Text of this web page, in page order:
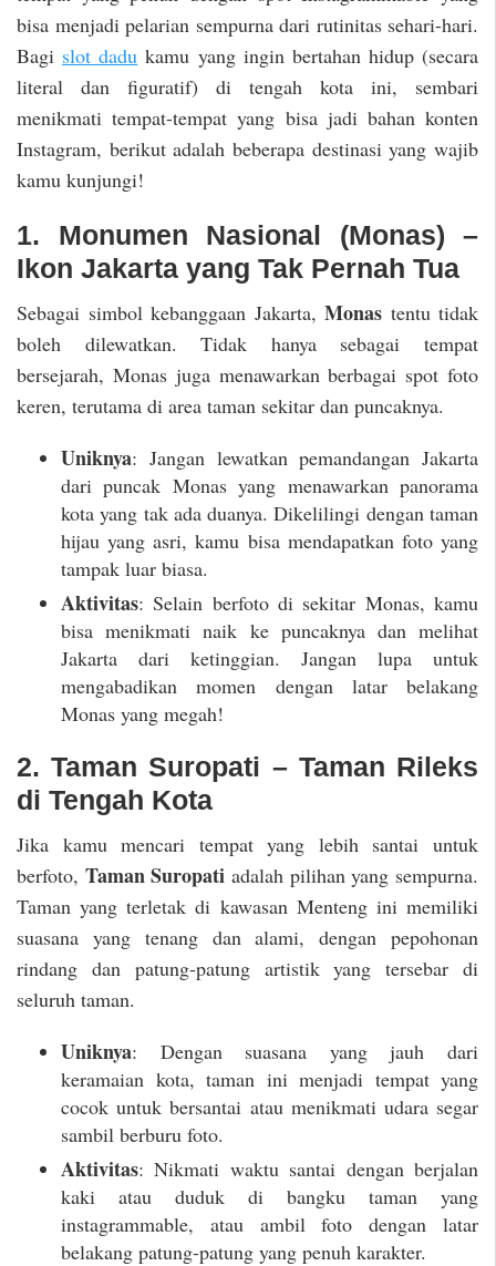
bisa menjadi pelarian sempurna dari rutinitas sehari-hari.
Bagi slot dadu kamu yang ingin bertahan hidup (secara
literal dan figuratif) di tengah kota ini, sembari
menikmati tempat-tempat yang bisa jadi bahan konten
Instagram, berikut adalah beberapa destinasi yang wajib
kamu kunjungi!
1. Monumen Nasional (Monas) –
Ikon Jakarta yang Tak Pernah Tua
Sebagai simbol kebanggaan Jakarta, Monas tentu tidak
boleh dilewatkan. Tidak hanya sebagai tempat
bersejarah, Monas juga menawarkan berbagai spot foto
keren, terutama di area taman sekitar dan puncaknya.
Uniknya: Jangan lewatkan pemandangan Jakarta
dari puncak Monas yang menawarkan panorama
kota yang tak ada duanya. Dikelilingi dengan taman
hijau yang asri, kamu bisa mendapatkan foto yang
tampak luar biasa.
Aktivitas: Selain berfoto di sekitar Monas, kamu
bisa menikmati naik ke puncaknya dan melihat
Jakarta dari ketinggian. Jangan lupa untuk
mengabadikan momen dengan latar belakang
Monas yang megah!
2. Taman Suropati – Taman Rileks
di Tengah Kota
Jika kamu mencari tempat yang lebih santai untuk
berfoto, Taman Suropati adalah pilihan yang sempurna.
Taman yang terletak di kawasan Menteng ini memiliki
suasana yang tenang dan alami, dengan pepohonan
rindang dan patung-patung artistik yang tersebar di
seluruh taman.
Uniknya: Dengan suasana yang jauh dari
keramaian kota, taman ini menjadi tempat yang
cocok untuk bersantai atau menikmati udara segar
sambil berburu foto.
Aktivitas: Nikmati waktu santai dengan berjalan
kaki atau duduk di bangku taman yang
instagrammable, atau ambil foto dengan latar
belakang patung-patung yang penuh karakter.